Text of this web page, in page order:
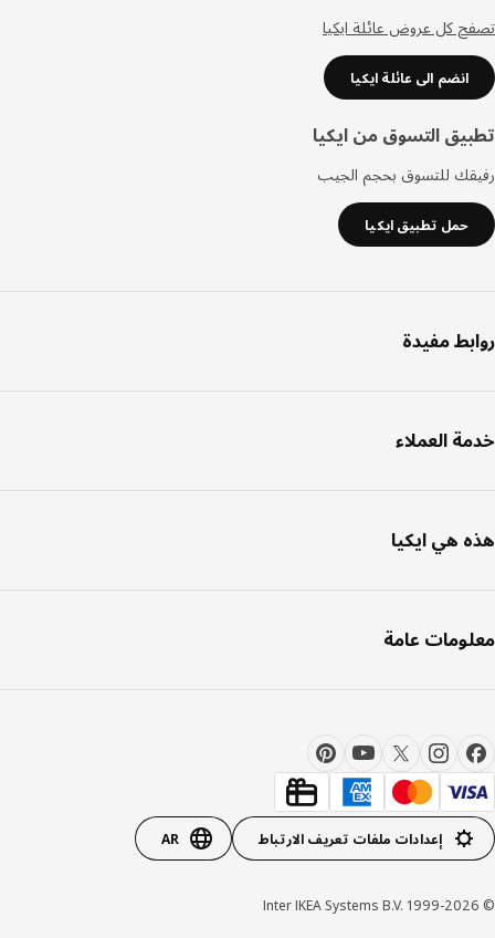
كل عروض عائلة ايكيا
انضم الى عائلة ايكيا
التسوق من ايكيا
للتسوق بحجم الجيب
حمل تطبيق ايكيا
مفيدة
العملاء
هي ايكيا
عامة
إعدادات ملفات تعريف الارتباط AR